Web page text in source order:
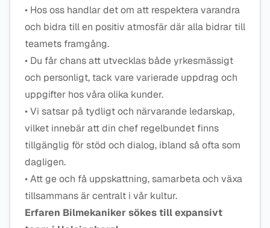
• Hos oss handlar det om att respektera varandra
och bidra till en positiv atmosfär där alla bidrar till
teamets framgång.
• Du får chans att utvecklas både yrkesmässigt
och personligt, tack vare varierade uppdrag och
uppgifter hos våra olika kunder.
• Vi satsar på tydligt och närvarande ledarskap,
vilket innebär att din chef regelbundet finns
tillgänglig för stöd och dialog, ibland så ofta som
dagligen.
• Att ge och få uppskattning, samarbeta och växa
tillsammans är centralt i vår kultur.
Erfaren Bilmekaniker sökes till expansivt